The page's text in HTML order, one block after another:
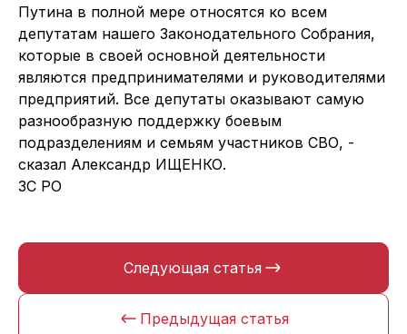
Путина в полной мере относятся ко всем
депутатам нашего Законодательного Собрания,
которые в своей основной деятельности
являются предпринимателями и руководителями
предприятий. Все депутаты оказывают самую
разнообразную поддержку боевым
подразделениям и семьям участников СВО, -
сказал Александр ИЩЕНКО.
ЗС РО
Предыдущая статья
Следующая статья